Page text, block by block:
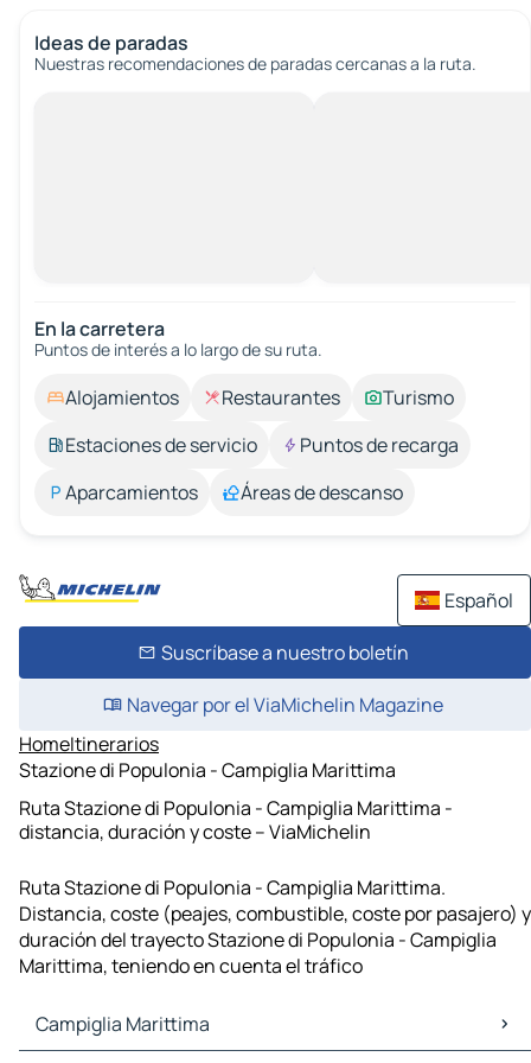
Ideas de paradas
Nuestras recomendaciones de paradas cercanas a la ruta.
En la carretera
Puntos de interés a lo largo de su ruta.
Alojamientos Restaurantes
Turismo
Estaciones de servicio
Puntos de recarga
Aparcamientos
Áreas de descanso
Español
Suscríbase a nuestro boletín
Navegar por el ViaMichelin Magazine
HomeItinerarios
Stazione di Populonia - Campiglia Marittima
Ruta Stazione di Populonia - Campiglia Marittima -
distancia, duración y coste – ViaMichelin
Ruta Stazione di Populonia - Campiglia Marittima.
Distancia, coste (peajes, combustible, coste por pasajero) y
duración del trayecto Stazione di Populonia - Campiglia
Marittima, teniendo en cuenta el tráfico
Campiglia Marittima